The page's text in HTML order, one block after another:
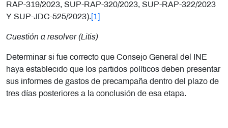
RAP-319/2023, SUP-RAP-320/2023, SUP-RAP-322/2023
Y SUP-JDC-525/2023). [1]
Cuestión a resolver (Litis)
Determinar si fue correcto que Consejo General del INE
haya establecido que los partidos políticos deben presentar
sus informes de gastos de precampaña dentro del plazo de
tres días posteriores a la conclusión de esa etapa.